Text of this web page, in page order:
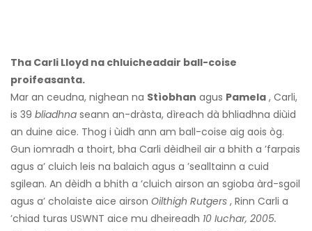
Tha Carli Lloyd na chluicheadair ball-coise
proifeasanta.
Mar an ceudna, nighean na Stìobhan agus Pamela , Carli,
is 39 bliadhna seann an-dràsta, dìreach dà bhliadhna diùid
an duine aice. Thog i ùidh ann am ball-coise aig aois òg.
Gun iomradh a thoirt, bha Carli dèidheil air a bhith a ’farpais
agus a’ cluich leis na balaich agus a ’sealltainn a cuid
sgilean. An dèidh a bhith a ’cluich airson an sgioba àrd-sgoil
agus a’ cholaiste aice airson Oilthigh Rutgers , Rinn Carli a
’chiad turas USWNT aice mu dheireadh 10 Iuchar, 2005.